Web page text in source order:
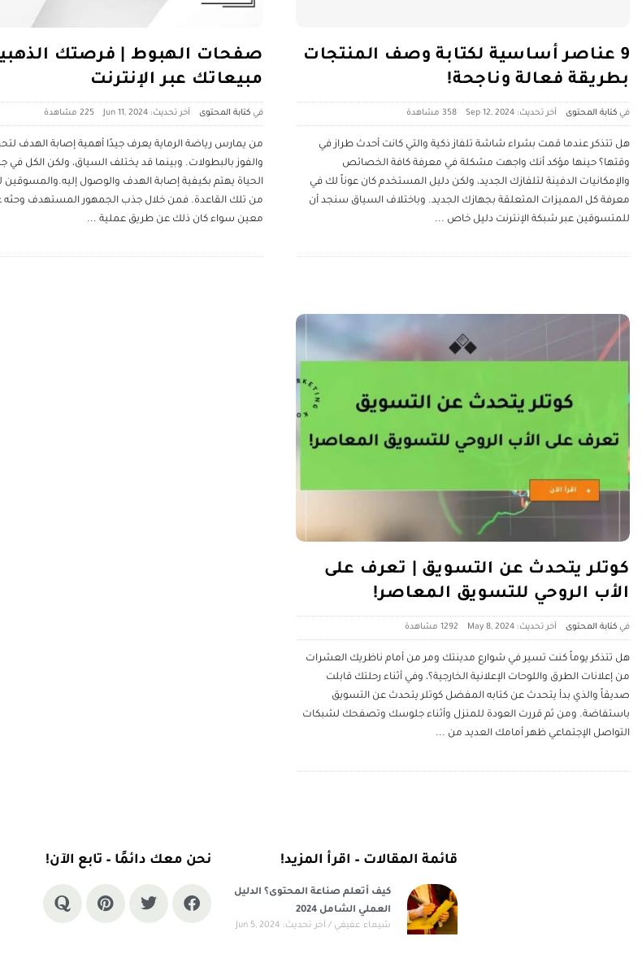
9 عناصر أساسية لكتابة وصف المنتجات
بطريقة فعالة وناجحة!
كتابة المحتوى آخر تحديث: Sep 12, 2024 358 ‎مشاهدة
هل تتذكر عندما قمت بشراء شاشة تلفاز ذكية والتي كانت أحدث طراز في
وقتها؟ حينها مؤكد أنك واجهت مشكلة في معرفة كافة الخصائص
والإمكانيات الدفينة لتلفازك الجديد، ولكن دليل المستخدم كان عوناً لك في
معرفة كل المميزات المتعلقة بجهازك الجديد. وباختلاف السياق سنجد أن
للمتسوقين عبر شبكة الإنترنت دليل خاص ...
صفحات الهبوط | فرصتك
مبيعاتك عبر الإنترنت
‎في كتابة المحتوى آخر تحديث: Jun 11, 2024 225 ‎مشاهدة
من يمارس رياضة الرماية يعرف جيدًا أهمية إصابة الهدف
والفوز بالبطولات. وبينما قد يختلف السياق، ولكن الكل في
الحياة يهتم بكيفية إصابة الهدف والوصول إليه.والمسوقين
من تلك القاعدة. فمن خلال جذب الجمهور المستهدف وحثه
معين سواء كان ذلك عن طريق عملية ...
كوتلر يتحدث عن التسويق | تعرف على
الأب الروحي للتسويق المعاصر!
كتابة المحتوى آخر تحديث: May 8, 2024 1292 ‎مشاهدة
هل تتذكر يوماً كنت تسير في شوارع مدينتك ومر من أمام ناظريك العشرات
من إعلانات الطرق واللوحات الإعلانية الخارجية؟، وفي أثناء رحلتك قابلت
صديقاً والذي بدأ يتحدث عن كتابه المفضل كوتلر يتحدث عن التسويق
باستفاضة. ومن ثم قررت العودة للمنزل وأثناء جلوسك وتصفحك لشبكات
التواصل الإجتماعي ظهر أمامك العديد من ...
قائمة المقالات – اقرأ المزيد!
كيف أتعلم صناعة المحتوى؟ الدليل
العملي الشامل 2024
شيماء عفيفي آخر تحديث: Jun 5, 2024
نحن معك دائمًا – تابع الآن!